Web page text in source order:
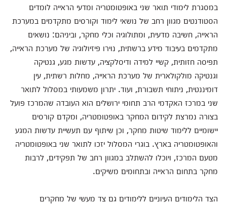
במסגרת לימודי תואר שני באופטומטריה ומדעי הראייה לומדים
הסטודנטים מגוון רחב של נושאי לימוד וקורסים מתקדמים במערכת
הראייה, חשיבה מדעית, ומתולוגיה וכלי מחקר, וביניהם: נושאים
מתקדמים בעיבוד מידע ברשתית, נוירו פיזיולוגיה של מערכת הראייה,
תפיסה חזותית, קשיי למידה ודיסלקציה, עדשות מגע, גנטיקה
וגנטיקה מולקולארית של מערכת הראייה, מחלות רשתית, עין
דומיננטית, ניתוחי תשבורת, ועוד. יתרון משמעותי במסלול לתואר
שני במרכז האקדמי הרב תחומי ירושלים הוא העובדה שהמרכז פועל
בצורה נמרצת לקידום המחקר באופטומטריה, ומקדם קורסים
יישומיים ללימוד שיטות מחקר, וכן שיתוף עם תעשיית עדשות המגע
והאופטומטריה בארץ. בוגרי המסלול יזכו לתואר שני באופטומטריה
מטעם המרכז, ויוכלו להשתלב במגוון רחב של תפקידים, לרבות
מחקר בתחום הראייה ובתחומים משיקים.
הצד הלימודים העיוניים ללימודים גם צד מעשי של מחקרים